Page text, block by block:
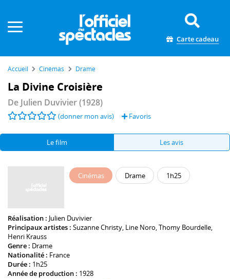
Carte cadeau
Accueil Cinémas Drame
La Divine Croisière
De Julien Duvivier(1928)
(donner mon avis) Favoris
Le film Les avis
Cinémas Drame 1h25
Réalisation : Julien Duvivier
Principaux artistes : Suzanne Christy, Line Noro,Thomy Bourdelle,
Henri Krauss
Genre : Drame
Nationalité : France
Durée : 1h25
Année de production : 1928